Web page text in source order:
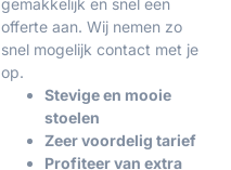
gemakkelijk en snel een
offerte aan. Wij nemen zo
snel mogelijk contact met je
op.
Stevige en mooie
stoelen
Zeer voordelig tarief
Profiteer van extra